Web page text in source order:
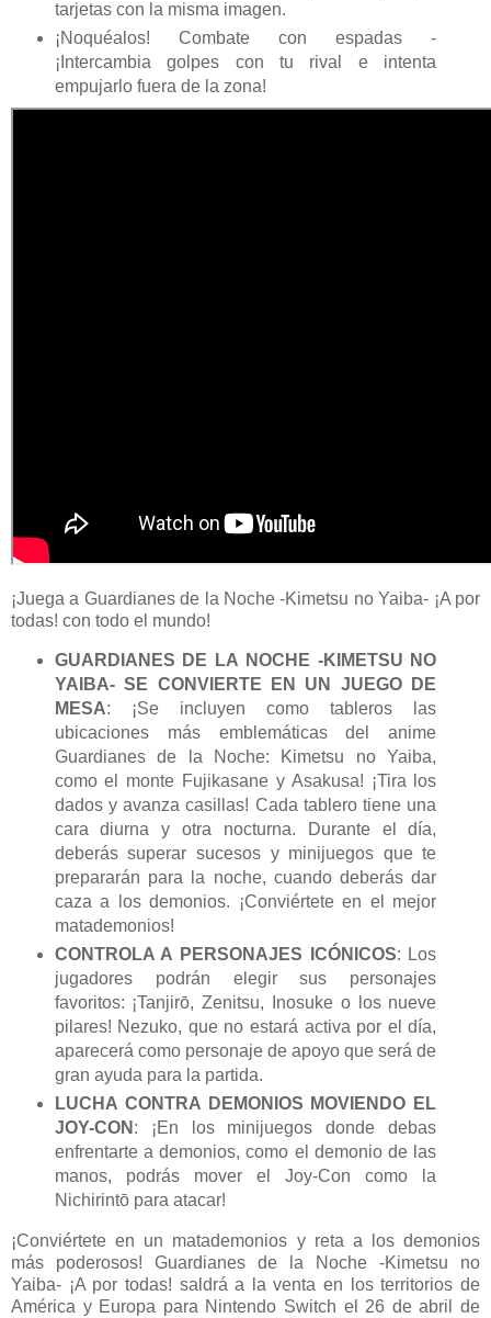
tarjetas con la misma imagen.
¡Noquéalos! Combate con espadas -
¡Intercambia golpes con tu rival e intenta
empujarlo fuera de la zona!
¡Juega a Guardianes de la Noche -Kimetsu no Yaiba- ¡A por
todas! con todo el mundo!
GUARDIANES DE LA NOCHE -KIMETSU NO
YAIBA- SE CONVIERTE EN UN JUEGO DE
MESA: ¡Se incluyen como tableros las
ubicaciones más emblemáticas del anime
Guardianes de la Noche: Kimetsu no Yaiba,
como el monte Fujikasane y Asakusa! ¡Tira los
dados y avanza casillas! Cada tablero tiene una
cara diurna y otra nocturna. Durante el día,
deberás superar sucesos y minijuegos que te
prepararán para la noche, cuando deberás dar
caza a los demonios. ¡Conviértete en el mejor
matademonios!
CONTROLA A PERSONAJES ICÓNICOS: Los
jugadores podrán elegir sus personajes
favoritos: ¡Tanjirō, Zenitsu, Inosuke o los nueve
pilares! Nezuko, que no estará activa por el día,
aparecerá como personaje de apoyo que será de
gran ayuda para la partida.
LUCHA CONTRA DEMONIOS MOVIENDO EL
JOY-CON : ¡En los minijuegos donde debas
enfrentarte a demonios, como el demonio de las
manos, podrás mover el Joy-Con como la
Nichirintō para atacar!
¡Conviértete en un matademonios y reta a los demonios
más poderosos! Guardianes de la Noche -Kimetsu no
Yaiba- ¡A por todas! saldrá a la venta en los territorios de
América y Europa para Nintendo Switch el 26 de abril de